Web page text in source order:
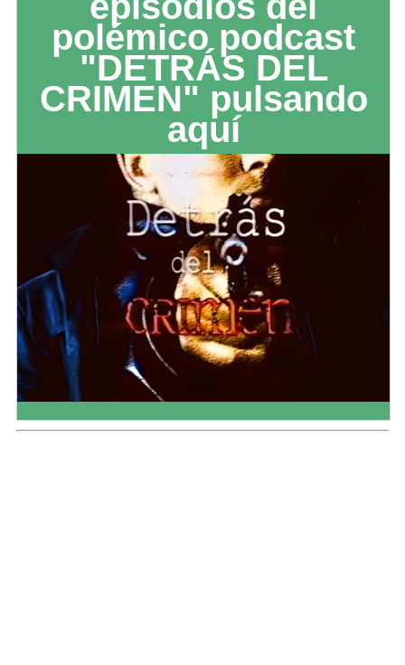
polémico podcast
"DETRÁS DEL
CRIMEN" pulsando
aquí